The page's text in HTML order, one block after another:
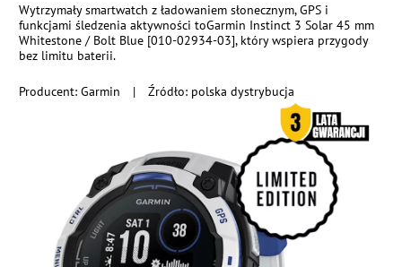
Producent:Garmin | Źródło: polska dystrybucja
Wytrzymały smartwatch z ładowaniem słonecznym, GPS i
funkcjami śledzenia aktywności toGarmin Instinct 3 Solar 45 mm
Whitestone / Bolt Blue [010-02934-03], który wspiera przygody
bez limitu baterii.